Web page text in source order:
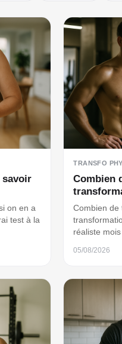
savoir
on en a
test à la
TRANSFO
Combien
Combien de
réaliste mois
05/08/2026